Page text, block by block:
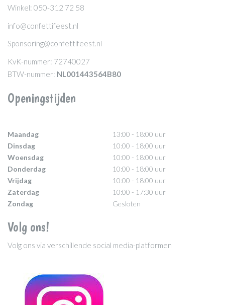
Winkel: 050-312 72 58
info@confettifeest.nl
Sponsoring@confettifeest.nl
KvK-nummer: 72740027
BTW-nummer: NL001443564B80
Openingstijden
Maandag
13:00 - 18:00 uur
Dinsdag
10:00 - 18:00 uur
Woensdag
10:00 - 18:00 uur
Donderdag
10:00 - 18:00 uur
Vrijdag
10:00 - 18:00 uur
Zaterdag
10:00 - 17:30 uur
Zondag
Gesloten
Volg ons!
Volg ons via verschillende social media-platformen